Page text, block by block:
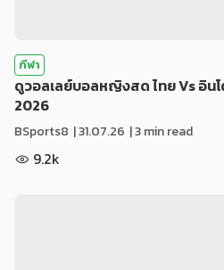
กีฬา
ดูวอลเลย์บอลหญิงสด ไทย Vs อิน
2026
BSports8 |31.07.26 | 3 min read
9.2k